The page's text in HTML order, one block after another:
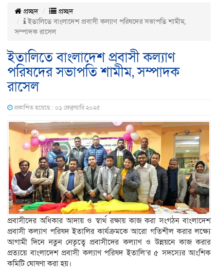
প্রচ্ছদ
প্রচ্ছদ
ইতালিতে বাংলাদেশ প্রবাসী কল্যাণ পরিষদের সভাপতি শামীম,
সম্পাদক রাসেল
ইতালিতে বাংলাদেশ প্রবাসী কল্যাণ
পরিষদের সভাপতি শামীম, সম্পাদক
রাসেল
প্রকাশিত হয়েছে : ০১ ফেব্রুয়ারি ২০২৫
প্রবাসীদের অধিকার আদায় ও স্বার্থ রক্ষায় কাজ করা সংগঠন বাংলাদেশ
প্রবাসী কল্যাণ পরিষদ ইতালির কার্যক্রমকে আরো গতিশীল করার লক্ষ্যে
আগামী দিনে নতুন নেতৃত্বে প্রবাসীদের কল্যাণ ও উন্নয়নে কাজ করার
প্রত্যয়ে বাংলাদেশ প্রবাসী কল্যাণ পরিষদ ইতালি’র ৫ সদস্যের আংশিক
কমিটি ঘোষণা করা‌ হয়।